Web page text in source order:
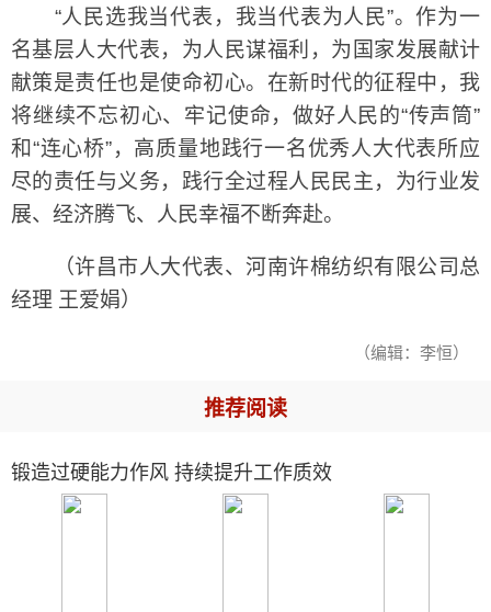
“人民选我当代表，我当代表为人民”。作为一
名基层人大代表，为人民谋福利，为国家发展献计
献策是责任也是使命初心。在新时代的征程中，我
将继续不忘初心、牢记使命，做好人民的“传声筒”
和“连心桥”，高质量地践行一名优秀人大代表所应
尽的责任与义务，践行全过程人民民主，为行业发
展、经济腾飞、人民幸福不断奔赴。
（许昌市人大代表、河南许棉纺织有限公司总
经理 王爱娟）
（编辑：李恒）
推荐阅读
锻造过硬能力作风 持续提升工作质效